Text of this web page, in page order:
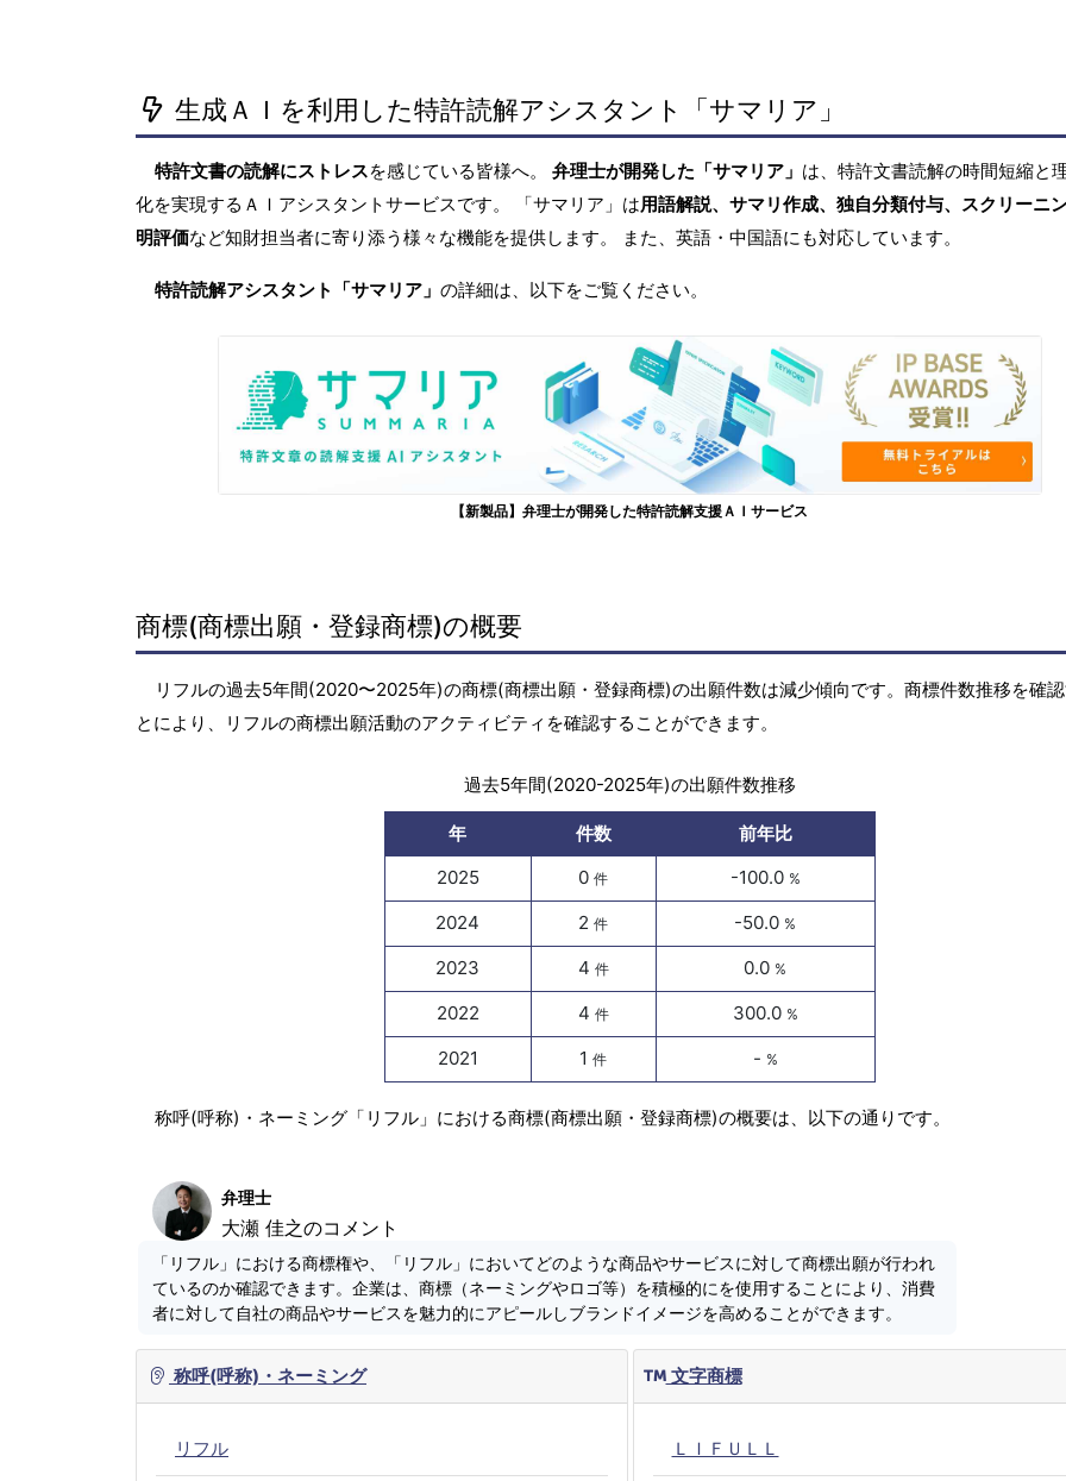
生成ＡＩを利用した特許読解アシスタント「サマリア」
特許文書の読解にストレスを感じている皆様へ。 弁理士が開発した「サマリア」 は、特許文書読解の時間短縮と
化を実現するＡＩアシスタントサービスです。 「サマリア」は用語解説、サマリ作成、独自分類付与、スクリーニ
明評価など知財担当者に寄り添う様々な機能を提供します。 また、英語・中国語にも対応しています。
特許読解アシスタント「サマリア」 の詳細は、以下をご覧ください。
【新製品】弁理士が開発した特許読解支援ＡＩサービス
商標(商標出願・登録商標)の概要
リフルの過去5年間(2020〜2025年)の商標(商標出願・登録商標)の出願件数は減少傾向です。商標件数推移を確
とにより、リフルの商標出願活動のアクティビティを確認することができます。
過去5年間(2020-2025年)の出願件数推移
年 件数
前年比
2025
0件 -100.0 %
2024 2件 -50.0 %
2023 4 件 0.0 %
2022 4 件 300.0 %
2021 1件 - %
称呼(呼称)・ネーミング「リフル」における商標(商標出願・登録商標)の概要は、以下の通りです。
弁理士
大瀬 佳之のコメント
「リフル」における商標権や、「リフル」においてどのような商品やサービスに対して商標出願が行われ
ているのか確認できます。企業は、商標（ネーミングやロゴ等）を積極的にを使用することにより、消費
者に対して自社の商品やサービスを魅力的にアピールしブランドイメージを高めることができます。
称呼(呼称)・ネーミング
リフル
文字商標
ＬＩＦＵＬＬ